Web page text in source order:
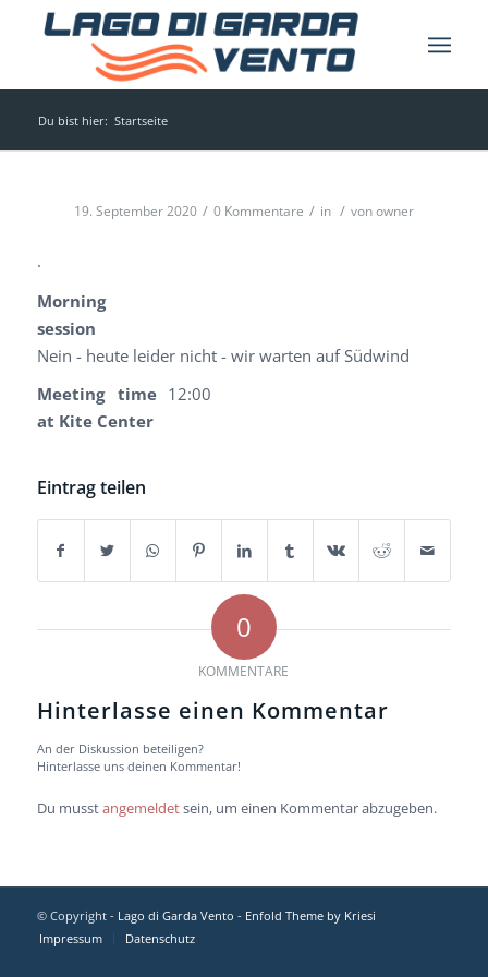
Du bist hier: Startseite
19. September 2020 / 0 Kommentare / in / vonowner
.
Morning
session
Nein - heute leider nicht - wir warten auf Südwind
Meeting time
at Kite Center
12:00
Eintrag teilen
0
KOMMENTARE
Hinterlasse einen Kommentar
An der Diskussion beteiligen?
Hinterlasse uns deinen Kommentar!
Du musstangemeldetsein, um einen Kommentar abzugeben.
© Copyright - Lago di Garda Vento - Enfold Theme by Kriesi
Impressum
Datenschutz